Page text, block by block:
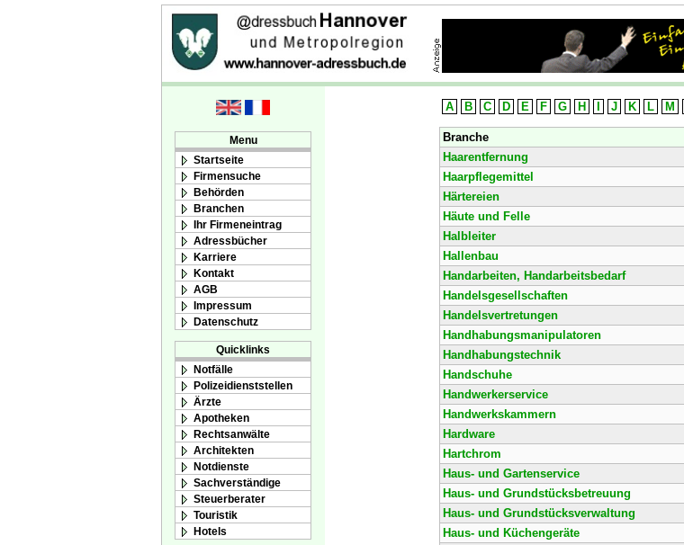
Menu
Startseite
Firmensuche
Behörden
Branchen
Ihr Firmeneintrag
Adressbücher
Karriere
Kontakt
AGB
Impressum
Datenschutz
Quicklinks
Notfälle
Polizeidienststellen
Ärzte
Apotheken
Rechtsanwälte
Architekten
Notdienste
Sachverständige
Steuerberater
Touristik
Hotels
A B C D E F G H J K L M
Branche
Haarentfernung
Haarpflegemittel
Härtereien
Häute und Felle
Halbleiter
Hallenbau
Handarbeiten, Handarbeitsbedarf
Handelsgesellschaften
Handelsvertretungen
Handhabungsmanipulatoren
Handhabungstechnik
Handschuhe
Handwerkerservice
Handwerkskammern
Hardware
Hartchrom
Haus- und Gartenservice
Haus- und Grundstücksbetreuung
Haus- und Grundstücksverwaltung
Haus- und Küchengeräte